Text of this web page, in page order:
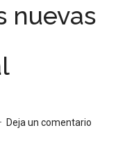
nuevas
Deja un comentario